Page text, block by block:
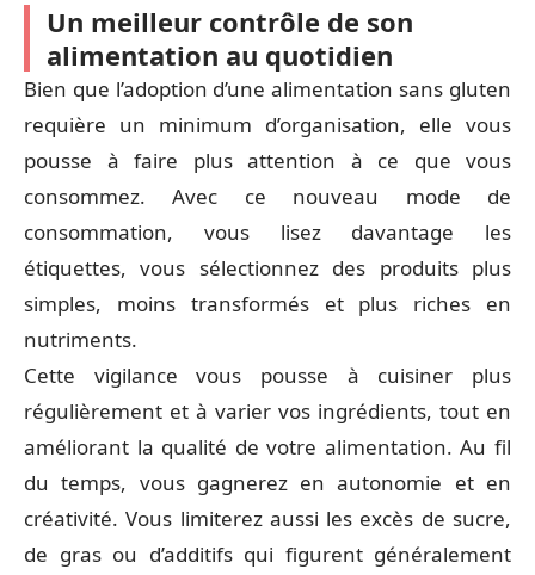
Un meilleur contrôle de son
alimentation au quotidien
Bien que l’adoption d’une alimentation sans gluten
requière un minimum d’organisation, elle vous
pousse à faire plus attention à ce que vous
consommez. Avec ce nouveau mode de
consommation, vous lisez davantage les
étiquettes, vous sélectionnez des produits plus
simples, moins transformés et plus riches en
nutriments.
Cette vigilance vous pousse à cuisiner plus
régulièrement et à varier vos ingrédients, tout en
améliorant la qualité de votre alimentation. Au fil
du temps, vous gagnerez en autonomie et en
créativité. Vous limiterez aussi les excès de sucre,
de gras ou d’additifs qui figurent généralement